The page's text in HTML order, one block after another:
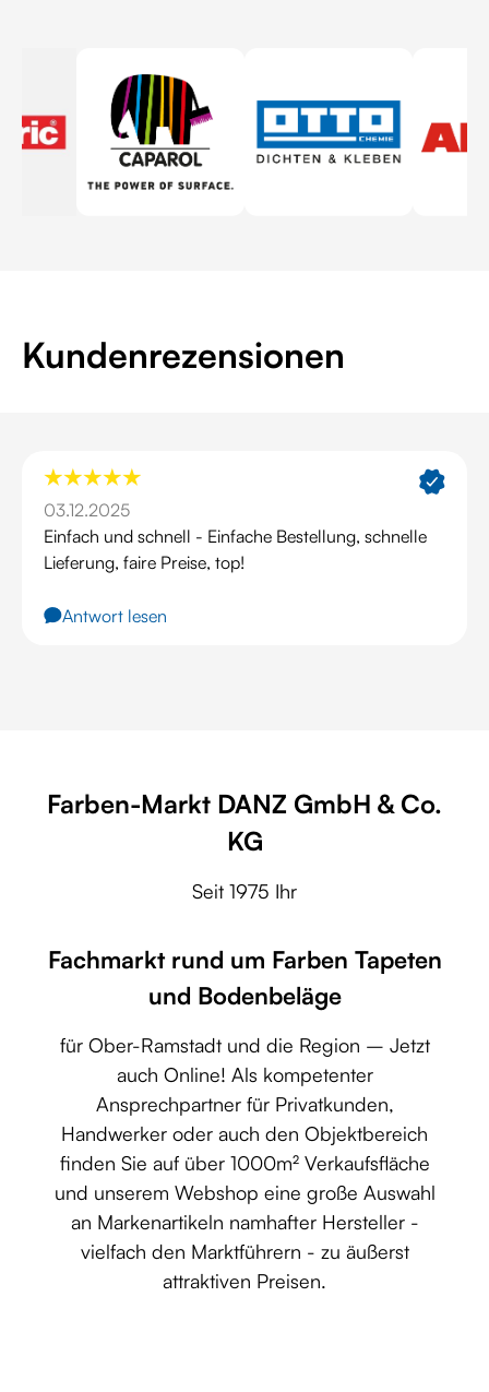
Kundenrezensionen
03.12.2025
Einfach und schnell - Einfache Bestellung, schnelle
Lieferung, faire Preise, top!
Antwort lesen
Farben-Markt DANZ GmbH & Co.
KG
Seit 1975 Ihr
Fachmarkt rund um Farben Tapeten
und Bodenbeläge
für Ober-Ramstadt und die Region – Jetzt
auch Online! Als kompetenter
Ansprechpartner für Privatkunden,
Handwerker oder auch den Objektbereich
finden Sie auf über 1000m² Verkaufsfläche
und unserem Webshop eine große Auswahl
an Markenartikeln namhafter Hersteller -
vielfach den Marktführern - zu äußerst
attraktiven Preisen.